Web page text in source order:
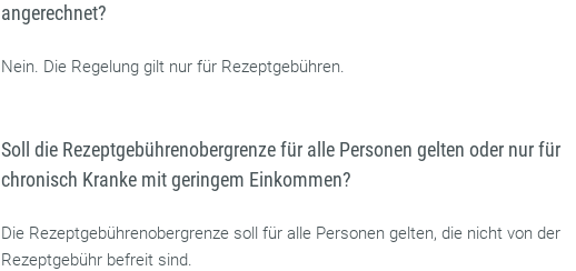
angerechnet?
Nein. Die Regelung gilt nur für Rezeptgebühren.
Soll die Rezeptgebührenobergrenze für alle Personen gelten oder nur für
chronisch Kranke mit geringem Einkommen?
Die Rezeptgebührenobergrenze soll für alle Personen gelten, die nicht von der
Rezeptgebühr befreit sind.